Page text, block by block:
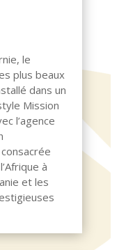
le
plus beaux
dans un
Mission
l’agence
à
et les